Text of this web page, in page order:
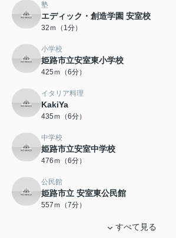
塾
エディック・創造学園 安室校
32ｍ（1分）
小学校
姫路市立安室東小学校
425ｍ（6分）
イタリア料理
KakiYa
435ｍ（6分）
中学校
姫路市立安室中学校
476ｍ（6分）
公民館
姫路市立 安室東公民館
557ｍ（7分）
すべて見る